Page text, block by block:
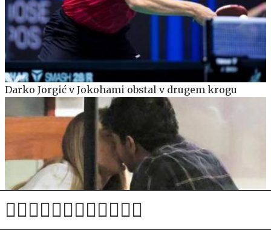
Darko Jorgić v Jokohami obstal v drugem krogu